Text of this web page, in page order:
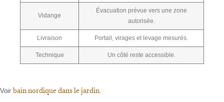
Vidange
Évacuation prévue vers une zone
autorisée.
Livraison Portail, virages et levage mesurés.
Technique Un côté reste accessible.
Voir bain nordique dans le jardin